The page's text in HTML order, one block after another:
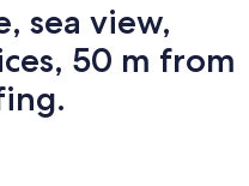
sea view,
50 m from